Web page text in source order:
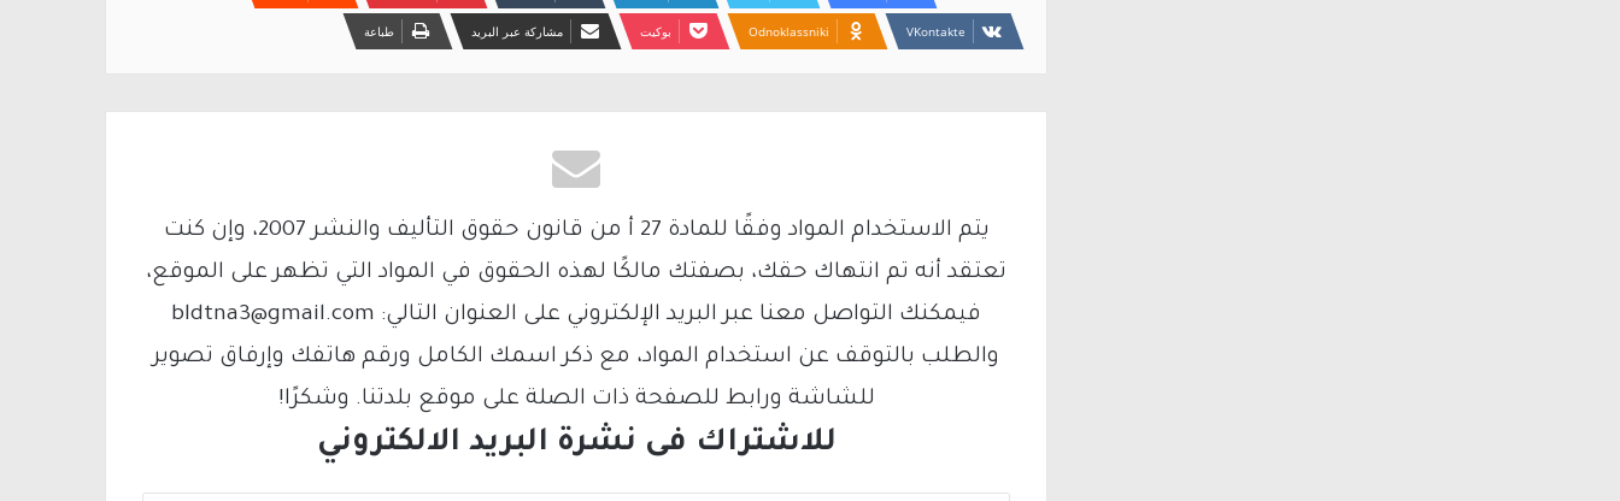
Odnoklassniki بوكيت مشاركة عبر البريد طباعة
يتم الاستخدام المواد وفقًا للمادة 27 أ من قانون حقوق التأليف والنشر 2007، وإن كنت
تعتقد أنه تم انتهاك حقك، بصفتك مالكًا لهذه الحقوق في المواد التي تظهر على الموقع،
فيمكنك التواصل معنا عبر البريد الإلكتروني على العنوان التالي: bldtna3@gmail.com
والطلب بالتوقف عن استخدام المواد، مع ذكر اسمك الكامل ورقم هاتفك وإرفاق تصوير
للشاشة ورابط للصفحة ذات الصلة على موقع بلدتنا. وشكرًا!
للاشتراك فى نشرة البريد الالكتروني